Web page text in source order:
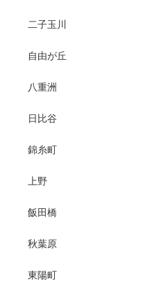
二子玉川
自由が丘
八重洲
日比谷
錦糸町
上野
飯田橋
秋葉原
東陽町